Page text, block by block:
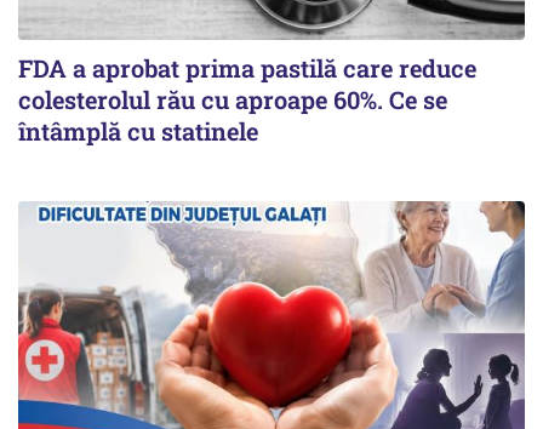
FDA a aprobat prima pastilă care reduce
colesterolul rău cu aproape 60%. Ce se
întâmplă cu statinele